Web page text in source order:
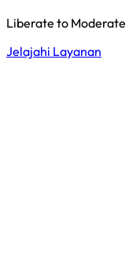
Liberate to Moderate
Jelajahi Layanan